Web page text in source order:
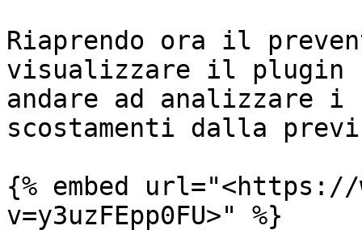
Riaprendo ora il
visualizzare il plugin
andare ad
scostamenti dalla
{% embed url="<https://
v=y3uzFEpp0FU>" %}